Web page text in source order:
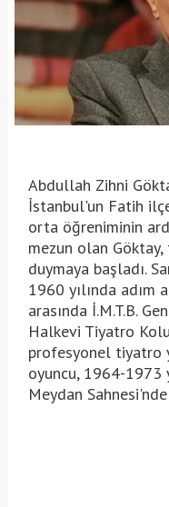
Abdullah Zihni
İstanbul'un Fatih
orta öğreniminin
mezun olan
duymaya başladı.
1960 yılında adım
arasında İ.M.T.B.
Halkevi Tiyatro
profesyonel tiyatro
oyuncu, 1964-1973
Meydan